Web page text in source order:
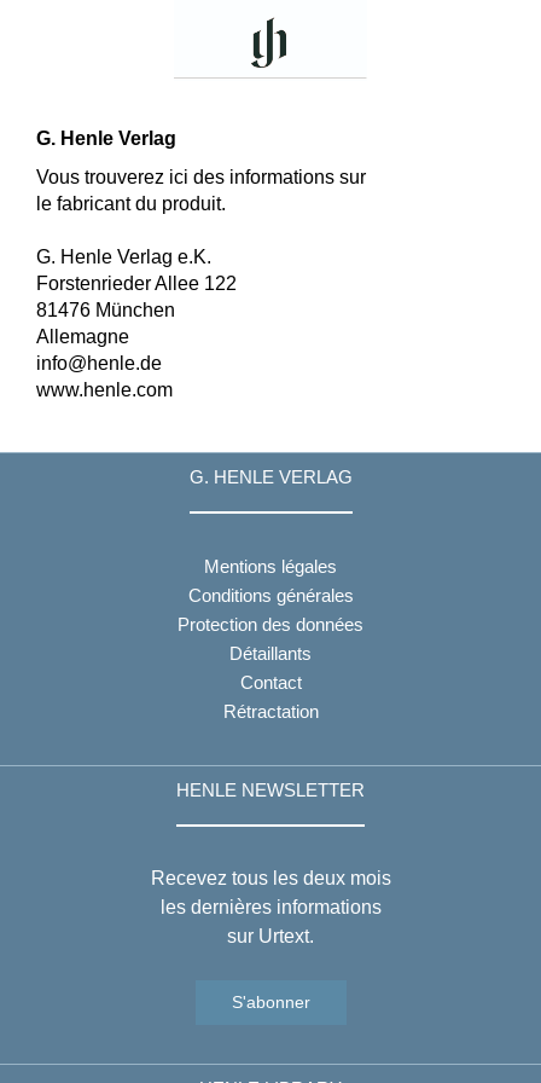
G. Henle Verlag
Vous trouverez ici des informations sur
le fabricant du produit.
G. Henle Verlag e.K.
Forstenrieder Allee 122
81476 München
Allemagne
info@henle.de
www.henle.com
G. HENLE VERLAG
Mentions légales
Conditions générales
Protection des données
Détaillants
Contact
Rétractation
HENLE NEWSLETTER
Recevez tous les deux mois
les dernières informations
sur Urtext.
S'abonner